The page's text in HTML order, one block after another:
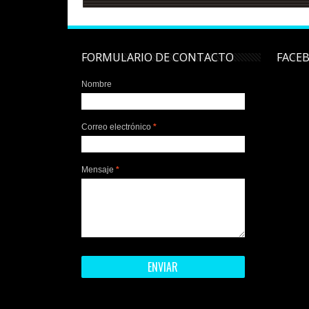
FORMULARIO DE CONTACTO
Nombre
Correo electrónico *
Mensaje *